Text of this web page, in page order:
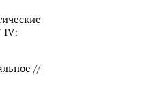
IV:
//